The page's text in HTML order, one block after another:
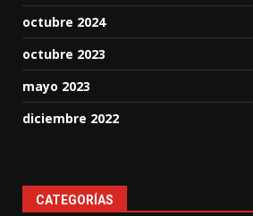
octubre 2024
octubre 2023
mayo 2023
diciembre 2022
CATEGORÍAS